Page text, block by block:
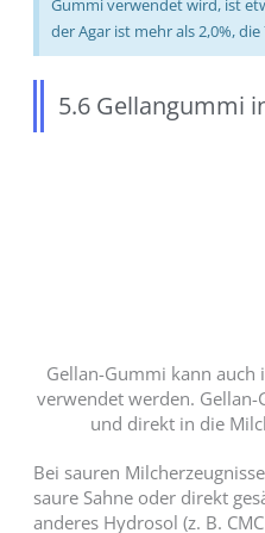
Gummi verwendet wird, ist
der Agar ist mehr als 2,0%,
5.6 Gellangummi
Gellan-Gummi kann
verwendet werden.
und direkt in die
Bei sauren
saure Sahne oder direkt
anderes Hydrosol (z. B.